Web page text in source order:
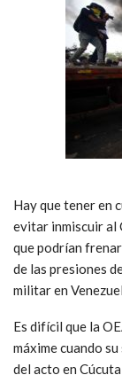
Hay que tener en
evitar inmiscuir al
que podrían
de las presiones
militar en
Es difícil que la
máxime cuando
del acto en